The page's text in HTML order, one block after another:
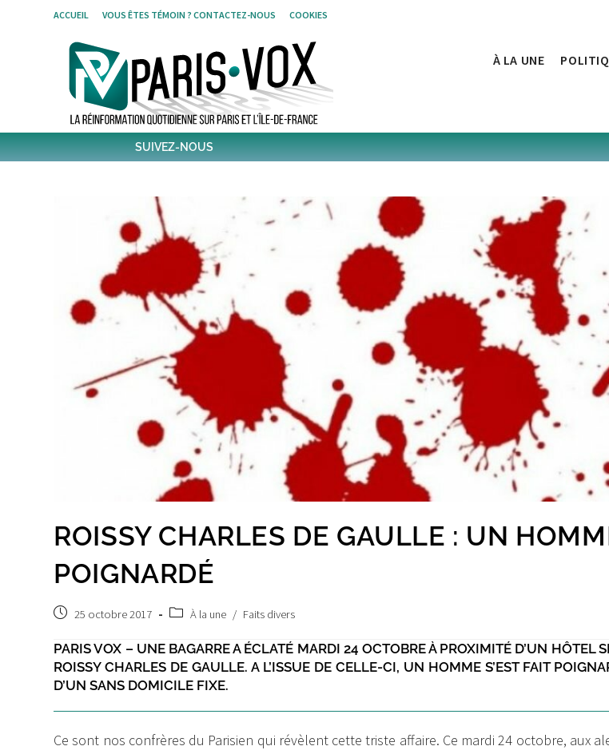
ACCUEIL VOUS ÊTES TÉMOIN ? CONTACTEZ-NOUS COOKIES
À LA UNE
SUIVEZ-NOUS
6,433 Post
ROISSY CHARLES DE GAULLE : UN
POIGNARDÉ
Post25 octobre 2017
PostÀ la une / Faits divers
PARIS VOX – UNE BAGARRE A ÉCLATÉ MARDI 24 OCTOBRE À PROXIMITÉ D’UN HÔTEL
ROISSY CHARLES DE GAULLE. A L’ISSUE DE CELLE-CI, UN HOMME S’EST FAIT
D’UN SANS DOMICILE FIXE.
Ce sont nos confrères du Parisien qui révèlent cette triste affaire. Ce mardi 24 octobre, aux